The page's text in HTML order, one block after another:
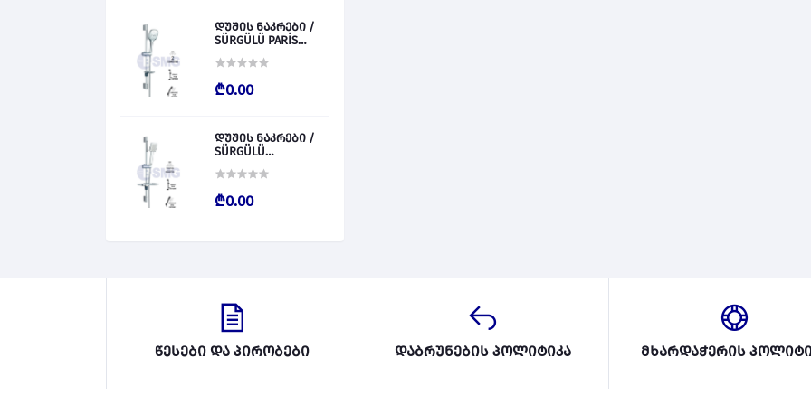
დუშის ნაკრები /
SÜRGÜLÜ PARİS
₾0.00
დუშის ნაკრები /
SÜRGÜLÜ
₾0.00
წესები და პირობები დაბრუნების პოლიტიკა მხარდაჭერის